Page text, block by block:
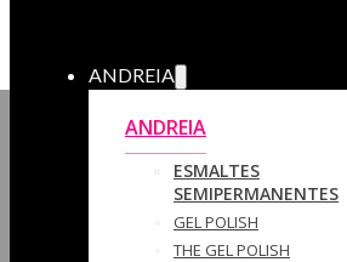
ANDREIA
ANDREIA
ESMALTES
SEMIPERMANENTES
GEL POLISH
THE GEL POLISH